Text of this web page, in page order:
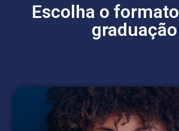
Escolha o formato
graduação